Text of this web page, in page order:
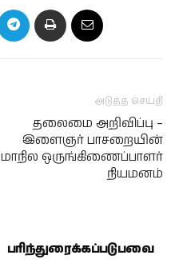
அடுத்த செய்தி
தலைமை அறிவிப்பு –
இளைஞர் பாசறையின்
மாநில ஒருங்கிணைப்பாளர்
நியமனம்
பரிந்துரைக்கப்படுபவை